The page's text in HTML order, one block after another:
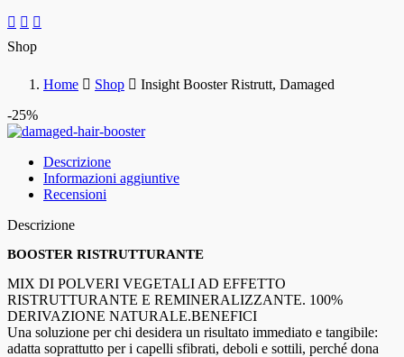
Shop
Home Shop
Insight Booster Ristrutt, Damaged
-25%
Descrizione
Informazioni aggiuntive
Recensioni
Descrizione
BOOSTER RISTRUTTURANTE
MIX DI POLVERI VEGETALI AD EFFETTO
RISTRUTTURANTE E REMINERALIZZANTE. 100%
DERIVAZIONE NATURALE.BENEFICI
Una soluzione per chi desidera un risultato immediato e tangibile:
adatta soprattutto per i capelli sfibrati, deboli e sottili, perché dona